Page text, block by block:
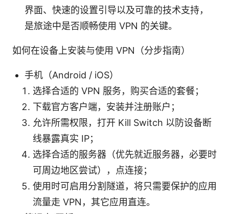
界面、快速的设置引导以及可靠的技术支持，
是旅途中是否顺畅使用 VPN 的关键。
如何在设备上安装与使用 VPN（分步指南）
手机（Android / iOS）
选择合适的 VPN 服务，购买合适的套餐；
下载官方客户端，安装并注册账户；
允许所需权限，打开 Kill Switch 以防设备断
线暴露真实 IP；
选择合适的服务器（优先就近服务器，必要时
可周边地区尝试），点连接；
使用时可启用分割隧道，将只需要保护的应用
流量走 VPN，其它应用直连。